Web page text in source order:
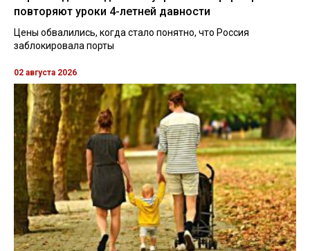
повторяют уроки 4-летней давности
Цены обвалились, когда стало понятно, что Россия
заблокировала порты
02 августа 2026